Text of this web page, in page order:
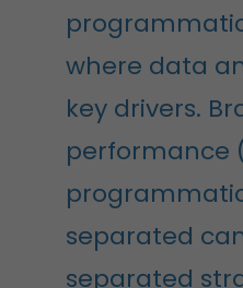
where data
key drivers.
performance
separated
separated